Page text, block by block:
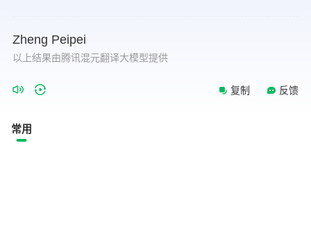
Zheng Peipei
以上结果由腾讯混元翻译大模型提供
复制 反馈
常用